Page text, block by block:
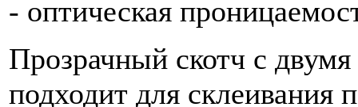
- оптическая
Прозрачный скотч с
подходит для склеивания